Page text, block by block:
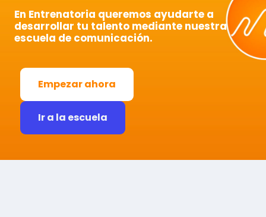
En Entrenatoria queremos ayudarte a
desarrollar tu talento mediante nuestra
escuela de comunicación.
Empezar ahora
Ir a la escuela